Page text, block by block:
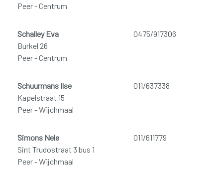
Peer - Centrum
Schalley Eva
Burkel 26
Peer - Centrum
0475/917306
Schuurmans Ilse
Kapelstraat 15
Peer - Wijchmaal
011/637338
Simons Nele
Sint Trudostraat 3 bus 1
Peer - Wijchmaal
011/611779